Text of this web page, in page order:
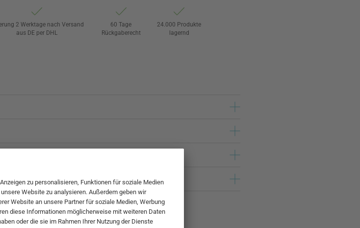
2 Werktage nach Versand
aus DE per DHL
60 Tage
Rückgaberecht
24.000 Produkte
lagernd